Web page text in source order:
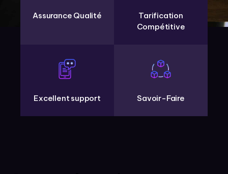
Assurance Qualité
Tarification
Compétitive
Savoir-Faire
Excellent support